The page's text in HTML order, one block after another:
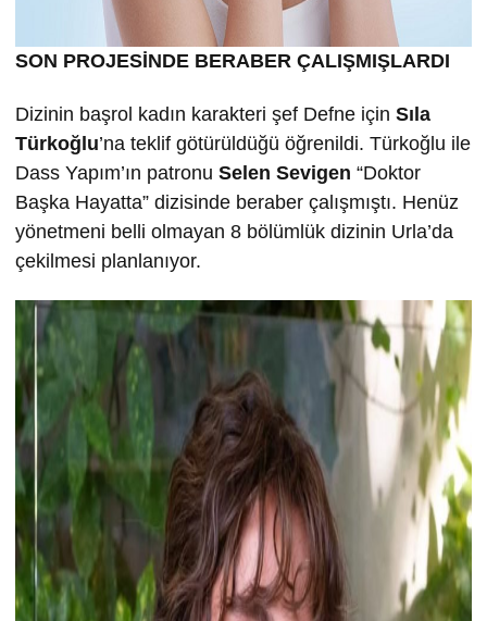
SON PROJESİNDE BERABER ÇALIŞMIŞLARDI
Dizinin başrol kadın karakteri şef Defne için Sıla
Türkoğlu’na teklif götürüldüğü öğrenildi. Türkoğlu ile
Dass Yapım’ın patronu Selen Sevigen “Doktor
Başka Hayatta” dizisinde beraber çalışmıştı. Henüz
yönetmeni belli olmayan 8 bölümlük dizinin Urla’da
çekilmesi planlanıyor.